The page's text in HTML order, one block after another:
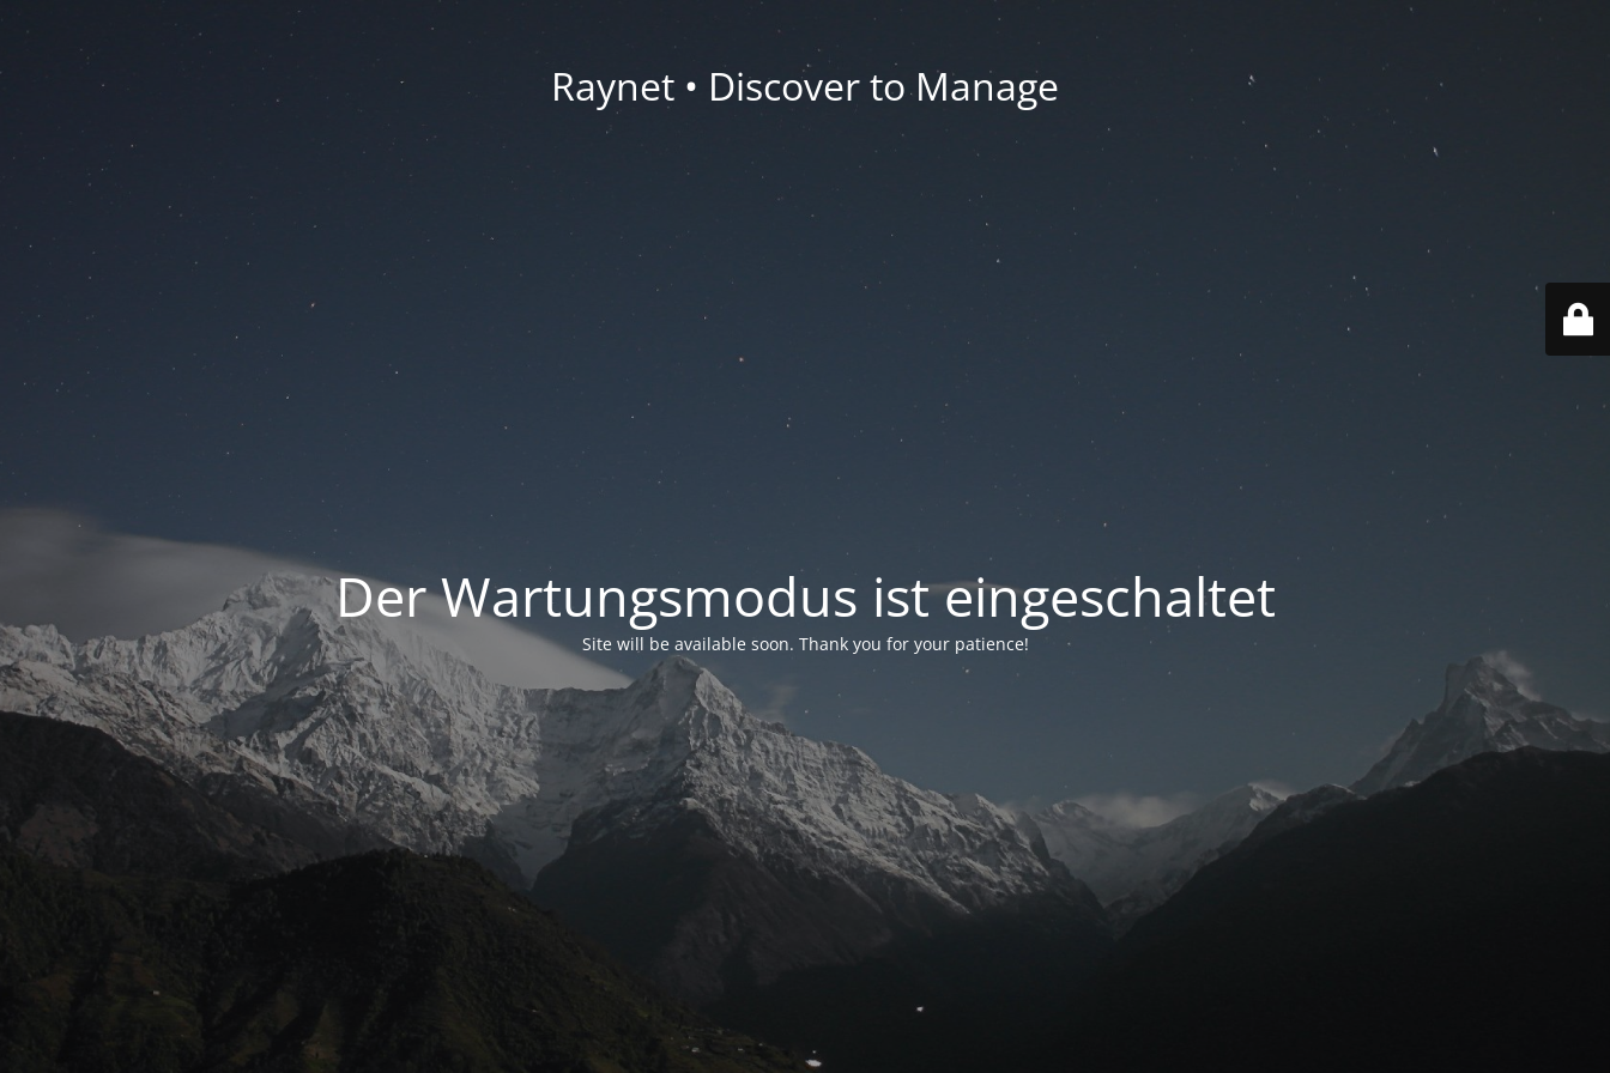
Raynet • Discover to Manage
Der Wartungsmodus ist eingeschaltet
Site will be available soon. Thank you for your patience!